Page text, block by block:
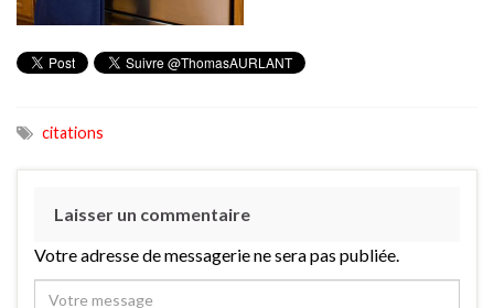
citations
Laisser un commentaire
Votre adresse de messagerie ne sera pas publiée.